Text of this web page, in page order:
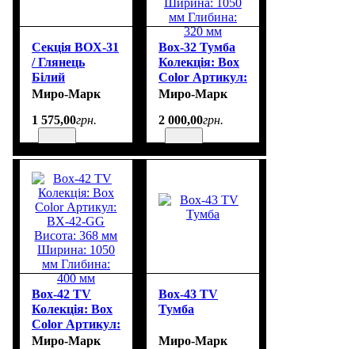
Секція BOX-31
/ Глянець
Білий
MiroMark BX-
Миро-Марк
1 575,00грн.
Box-32 Тумба
Колекція: Box
Color Артикул:
BX-32-CG
Ширина: 1050
Миро-Марк
2 000,00грн.
Box-42 TV
Колекція: Box
Color Артикул:
BX-42-GG
Миро-Марк
Box-43 TV
Тумба
Миро-Марк